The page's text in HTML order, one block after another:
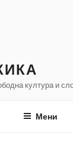
култура и
Мени